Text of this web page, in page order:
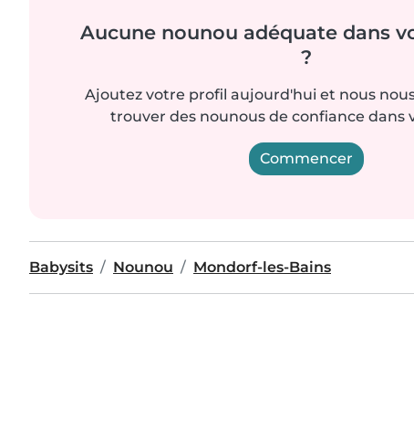
Aucune nounou adéquate dans
?
Ajoutez votre profil aujourd'hui et nous
trouver des nounous de confiance dans
Commencer
Babysits Nounou Mondorf-les-Bains